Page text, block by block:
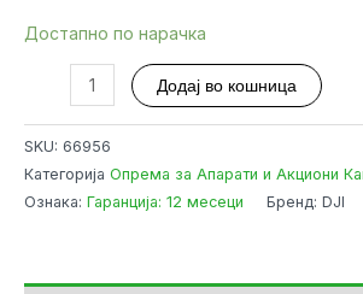
Достапно по нарачка
4
Combo
Додај во кошница
SKU: 66956
Категорија Опрема за Апарати и Акциони
Ознака: Гаранција: 12 месеци Бренд: DJI